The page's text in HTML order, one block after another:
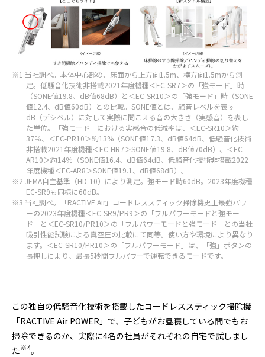
※1 当社調べ。本体中心部の、床面から上方向1.5m、横方向1.5mから測
定。低騒音化技術非搭載2021年度機種＜EC-SR7＞の「強モード」時
（SONE値19.8、dB値68dB）と＜EC-SR10＞の「強モード」時（SONE
値12.4、dB値60dB）との比較。SONE値とは、騒音レベルを表す
dB（デシベル）に対して実際に聞こえる音の大きさ（実感音）を表し
た単位。「強モード」における実感音の低減率は、＜EC-SR10＞約
37％、＜EC-PR10＞約13%（SONE値17.3、dB値64dB、低騒音化技術
非搭載2021年度機種＜EC-HR7＞SONE値19.8、dB値70dB）、＜EC-
AR10＞約14％（SONE値16.4、dB値64dB、低騒音化技術非搭載2022
年度機種＜EC-AR8＞SONE値19.1、dB値68dB）。
※2 JEMA自主基準（HD-10）により測定。強モード時60dB。2023年度機種
EC-SR9も同様に60dB。
※3 当社調べ。「RACTIVE Air」コードレススティック掃除機史上最強パワ
ーの2023年度機種＜EC-SR9/PR9＞の「フルパワーモードと強モー
ド」と＜EC-SR10/PR10＞の「フルパワーモードと強モード」との当社
吸引性能試験による真空圧の比較にて同等。使い方や環境により異なり
ます。＜EC-SR10/PR10＞の「フルパワーモード」は、「強」ボタンの
長押しにより、最長5秒間フルパワーで運転できるモードです。
この独自の低騒音化技術を搭載したコードレススティック掃除機
「RACTIVE Air POWER」で、子どもがお昼寝している間でもお
掃除できるのか、実際に4名の社員がそれぞれの自宅で試しまし
た※4。